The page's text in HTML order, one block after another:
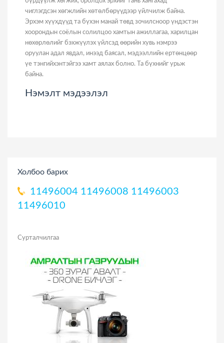
чиглэгдсэн хөгжлийн хөтөлбөрүүдээр үйлчилж байна.
Эрхэм хүүхдүүд та бүхэн манай төвд зочилсноор үндэстэн
хоорондын соёлын солилцоо хамтын ажиллагаа, харилцан
нөхөрлөлийг бэхжүүлэх үйлсэд өөрийн хувь нэмрээ
оруулан адал явдал, инээд баясал, мэдээллийн ертөнцөөр
үе тэнгийхэнтэйгээ хамт аялах болно. Та бүхнийг урьж
байна.
Нэмэлт мэдээлэл
Холбоо барих
11496004 11496008 11496003
11496010
Сурталчилгаа